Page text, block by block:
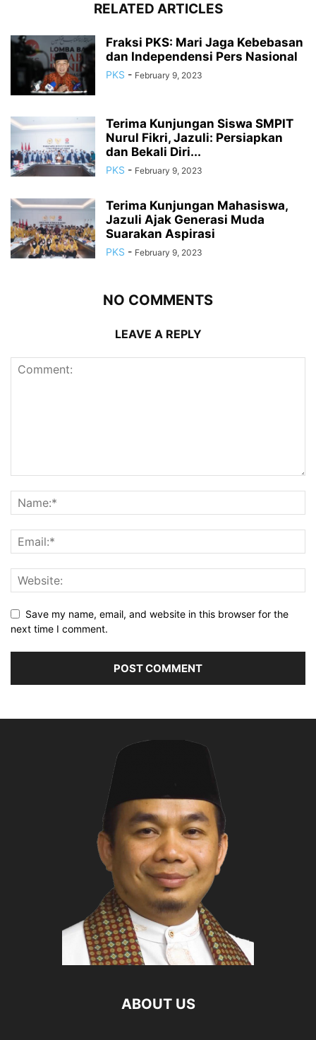
RELATED ARTICLES
Fraksi PKS: Mari Jaga Kebebasan
dan Independensi Pers Nasional
PKS - February 9, 2023
Terima Kunjungan Siswa SMPIT
Nurul Fikri, Jazuli: Persiapkan
dan Bekali Diri...
PKS - February 9, 2023
Terima Kunjungan Mahasiswa,
Jazuli Ajak Generasi Muda
Suarakan Aspirasi
PKS - February 9, 2023
NO COMMENTS
LEAVE A REPLY
Save my name, email, and website in this browser for the
next time I comment.
ABOUT US